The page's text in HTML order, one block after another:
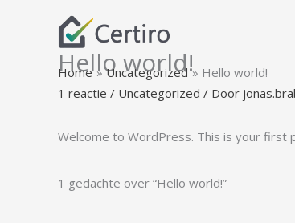
Home Uncategorized Hello world!
Hello world!
1 reactie / Uncategorized / Door
Welcome to WordPress. This is your
1 gedachte over “Hello world!”